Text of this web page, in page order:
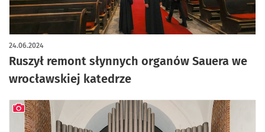
Ruszył remont słynnych organów Sauera we
wrocławskiej katedrze
24.06.2024